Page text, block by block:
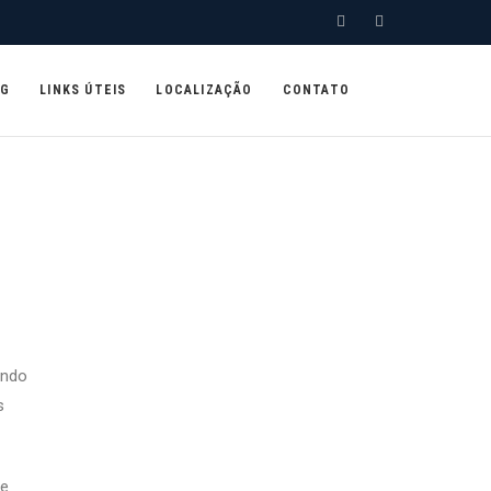
LINKS ÚTEIS LOCALIZAÇÃO CONTATO